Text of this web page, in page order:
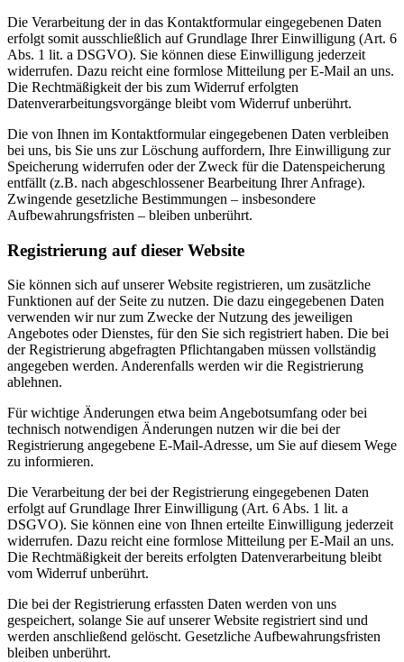
Die Verarbeitung der in das Kontaktformular eingegebenen Daten
erfolgt somit ausschließlich auf Grundlage Ihrer Einwilligung (Art. 6
Abs. 1 lit. a DSGVO). Sie können diese Einwilligung jederzeit
widerrufen. Dazu reicht eine formlose Mitteilung per E-Mail an uns.
Die Rechtmäßigkeit der bis zum Widerruf erfolgten
Datenverarbeitungsvorgänge bleibt vom Widerruf unberührt.
Die von Ihnen im Kontaktformular eingegebenen Daten verbleiben
bei uns, bis Sie uns zur Löschung auffordern, Ihre Einwilligung zur
Speicherung widerrufen oder der Zweck für die Datenspeicherung
entfällt (z.B. nach abgeschlossener Bearbeitung Ihrer Anfrage).
Zwingende gesetzliche Bestimmungen – insbesondere
Aufbewahrungsfristen – bleiben unberührt.
Registrierung auf dieser Website
Sie können sich auf unserer Website registrieren, um zusätzliche
Funktionen auf der Seite zu nutzen. Die dazu eingegebenen Daten
verwenden wir nur zum Zwecke der Nutzung des jeweiligen
Angebotes oder Dienstes, für den Sie sich registriert haben. Die bei
der Registrierung abgefragten Pflichtangaben müssen vollständig
angegeben werden. Anderenfalls werden wir die Registrierung
ablehnen.
Für wichtige Änderungen etwa beim Angebotsumfang oder bei
technisch notwendigen Änderungen nutzen wir die bei der
Registrierung angegebene E-Mail-Adresse, um Sie auf diesem Wege
zu informieren.
Die Verarbeitung der bei der Registrierung eingegebenen Daten
erfolgt auf Grundlage Ihrer Einwilligung (Art. 6 Abs. 1 lit. a
DSGVO). Sie können eine von Ihnen erteilte Einwilligung jederzeit
widerrufen. Dazu reicht eine formlose Mitteilung per E-Mail an uns.
Die Rechtmäßigkeit der bereits erfolgten Datenverarbeitung bleibt
vom Widerruf unberührt.
Die bei der Registrierung erfassten Daten werden von uns
gespeichert, solange Sie auf unserer Website registriert sind und
werden anschließend gelöscht. Gesetzliche Aufbewahrungsfristen
bleiben unberührt.